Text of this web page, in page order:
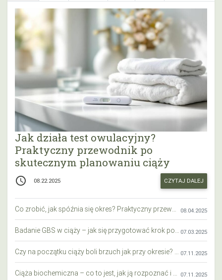
Jak działa test owulacyjny?
Praktyczny przewodnik po
skutecznym planowaniu ciąży
access_time 08.22.2025 CZYTAJ DALEJ
08.04.2025
07.03.2025
07.11.2025
07.11.2025